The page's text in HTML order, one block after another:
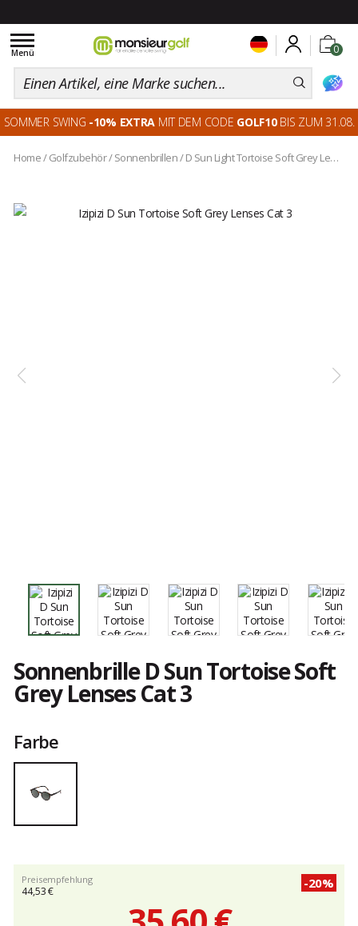
0
Toggle
navigation
Menü
SOMMER SWING -10% EXTRA MIT DEM CODE GOLF10BIS ZUM 31.08.
Home/ Golfzubehör/Sonnenbrillen/D Sun Light Tortoise Soft Grey Lenses Cat 3
Sonnenbrille D Sun Tortoise Soft
Grey Lenses Cat 3
Farbe
Preisempfehlung
44,53 €
-20%